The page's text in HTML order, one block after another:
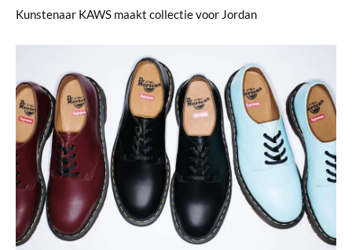
Kunstenaar KAWS maakt collectie voor Jordan